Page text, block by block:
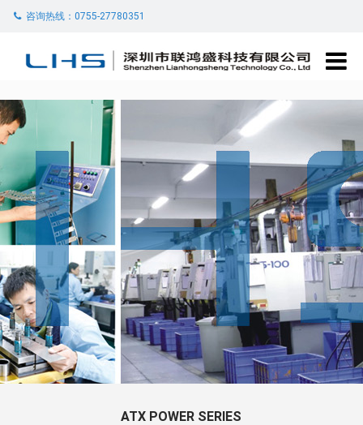
咨询热线：0755-27780351
ATX POWER SERIES